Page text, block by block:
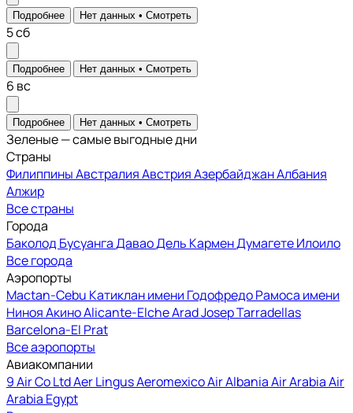
Подробнее Нет данных • Смотреть
5сб
Подробнее Нет данных • Смотреть
6 вс
Подробнее Нет данных • Смотреть
Зеленые — самые выгодные дни
Страны
ФилиппиныАвстралияАвстрияАзербайджанАлбания
Алжир
Все страны
Города
БаколодБусуангаДаваоДель КарменДумагетеИлоило
Все города
Аэропорты
Mactan-Cebu Катиклан имени Годофредо Рамоса имени
Ниноя АкиноAlicante-ElcheAradJosep Tarradellas
Barcelona-El Prat
Все аэропорты
Авиакомпании
9 Air Co LtdAer LingusAeromexicoAir AlbaniaAir ArabiaAir
Arabia Egypt